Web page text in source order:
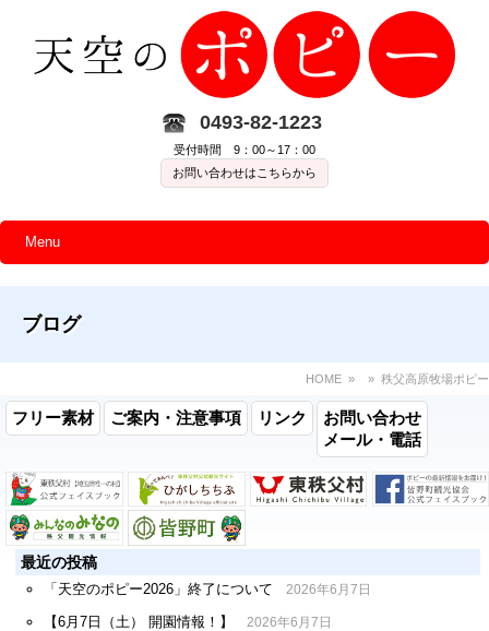
0493-82-1223
受付時間 9：00～17：00
お問い合わせはこちらから
Menu
ブログ
HOME » » 秩父高原牧場ポピー
フリー素材 ご案内・注意事項 リンク
お問い合わせ
メール・電話
最近の投稿
「天空のポピー2026」終了について 2026年6月7日
【6月7日（土） 開園情報！】 2026年6月7日